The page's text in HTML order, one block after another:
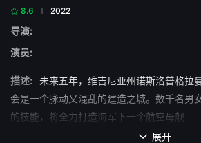
8.6 2022
导演:
演员:
描述:
未来五年，维吉尼亚州诺斯洛普格拉
会是一个脉动又混乱的建造之城。数千名男
的技能，将全力打造海军下一个航空母舰－
号航空母舰。造船厂正在全速完成交货过程
 展开